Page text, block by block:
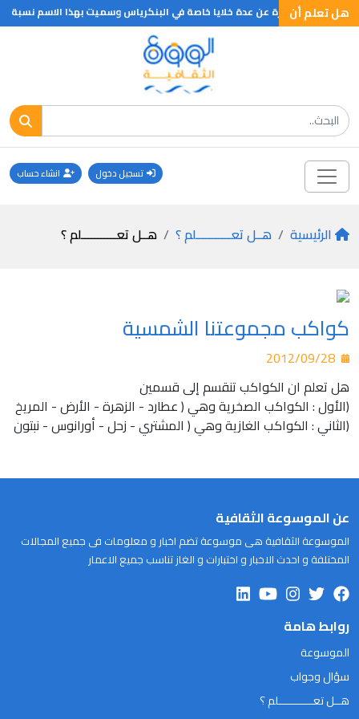
هل تعلم أن
تسجيل دخول انشاء حساب
الرئيسية هــل تعـــــــــــلم ؟ هــل تعـــــــــــلم ؟
كواكب مجموعتنا الشمسية
هل تعلم ان الكواكب تنقسم إلى قسمين
(الأول : الكواكب الصخرية وهي ( عطارد - الزهرة - الأرض - المريخ
(الثاني : الكواكب الغازية وهي ( المشتري - زحل - أورانوس - نبتون
عن الموسوعة الثقافية
الموسوعة الثقافية هى موسوعة تضم اخبار و معلومات فى جميع المجالات
المختلفة و احدث الاخبار و اختبارات و الغاز تناسب جميع الاعمار
روابط هامة
الموسوعة
سؤال وجواب
هــل تعـــــــــــلم ؟